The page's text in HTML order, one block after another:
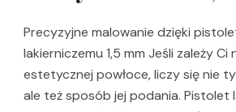
Precyzyjne malowanie dzięki
lakierniczemu 1,5 mm Jeśli zależy Ci
estetycznej powłoce, liczy się nie
ale też sposób jej podania. Pistolet